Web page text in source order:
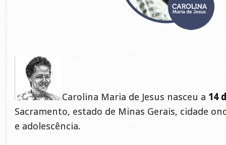
Carolina Maria de Jesus nasceu a 14
Sacramento, estado de Minas Gerais, cidade
e adolescência.